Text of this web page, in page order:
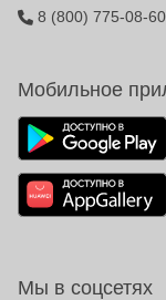
8 (800) 775-08-60
Мобильное
Мы в соцсетях